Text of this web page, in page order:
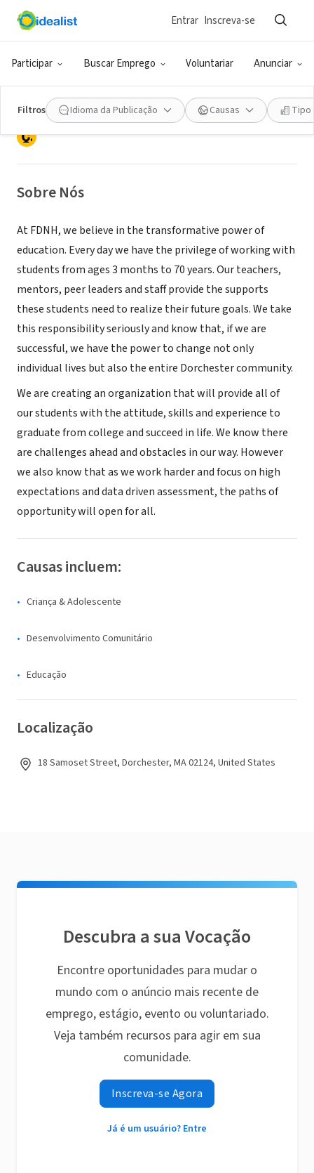
Participar Buscar Emprego Voluntariar Anunciar
Entrar Inscreva-se
Filtros Idioma da Publicação Causas Tipo
ONG (SETOR SOCIAL)
Federated Dorchester
Neighborhood Houses
Dorchester, MA|fdnh.org
Sobre Nós
At FDNH, we believe in the transformative power of
education. Every day we have the privilege of working with
students from ages 3 months to 70 years. Our teachers,
mentors, peer leaders and staff provide the supports
these students need to realize their future goals. We take
this responsibility seriously and know that, if we are
successful, we have the power to change not only
individual lives but also the entire Dorchester community.
We are creating an organization that will provide all of
our students with the attitude, skills and experience to
graduate from college and succeed in life. We know there
are challenges ahead and obstacles in our way. However
we also know that as we work harder and focus on high
expectations and data driven assessment, the paths of
opportunity will open for all.
Causas incluem:
Criança & Adolescente
Desenvolvimento Comunitário
Educação
Localização
18 Samoset Street, Dorchester, MA 02124, United States
Descubra a sua Vocação
Encontre oportunidades para mudar o
mundo com o anúncio mais recente de
emprego, estágio, evento ou voluntariado.
Veja também recursos para agir em sua
comunidade.
Inscreva-se Agora
Já é um usuário? Entre